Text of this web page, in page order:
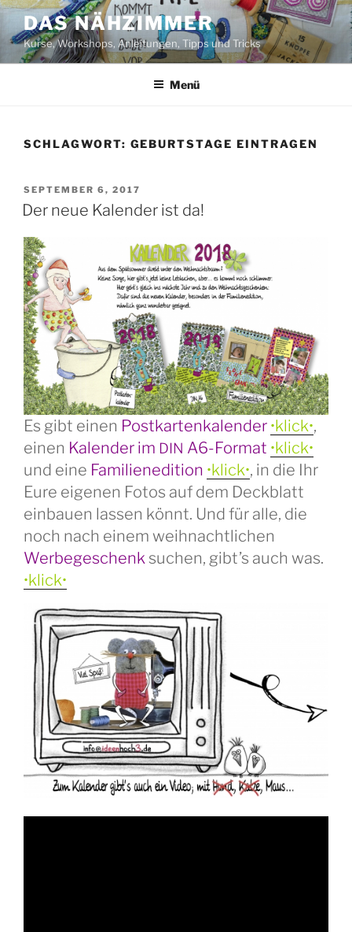
Zum
Inhalt
springen
DAS NÄHZIMMER
Kurse, Workshops, Anleitungen, Tipps und Tricks
Menü
SCHLAGWORT: GEBURTSTAGE EINTRAGEN
VERÖFFENTLICHT
AM
SEPTEMBER 6, 2017
Der neue Kalender ist da!
Es gibt einen Postkartenkalender •klick•,
einen Kalender im DIN A6-Format •klick•
und eine Familienedition •klick•, in die Ihr
Eure eigenen Fotos auf dem Deckblatt
einbauen lassen könnt. Und für alle, die
noch nach einem weihnachtlichen
Werbegeschenk suchen, gibt’s auch was.
•klick•